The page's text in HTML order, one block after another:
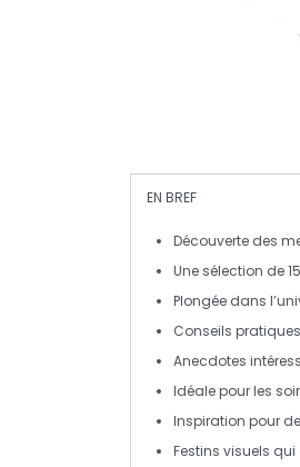
EN BREF
Découverte des
Une sélection de
Plongée dans
Conseils
Anecdotes
Idéale pour les
Inspiration pour
Festins visuels qui